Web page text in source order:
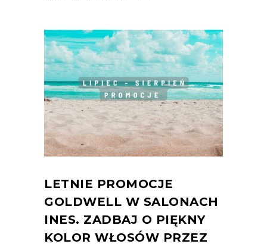
LETNIE PROMOCJE
GOLDWELL W SALONACH
INES. ZADBAJ O PIĘKNY
KOLOR WŁOSÓW PRZEZ